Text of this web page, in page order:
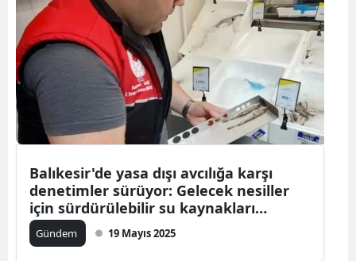
Balıkesir'de yasa dışı avcılığa karşı
denetimler sürüyor: Gelecek nesiller
için sürdürülebilir su kaynakları
hedefleniyor!
Gündem 19 Mayıs 2025